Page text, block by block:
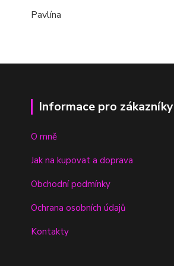
Pavlína
Informace pro zákazníky
O mně
Jak na kupovat a doprava
Obchodní podmínky
Ochrana osobních údajů
Kontakty